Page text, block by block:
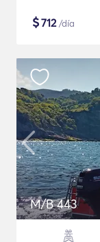
$712/día
M/B 443